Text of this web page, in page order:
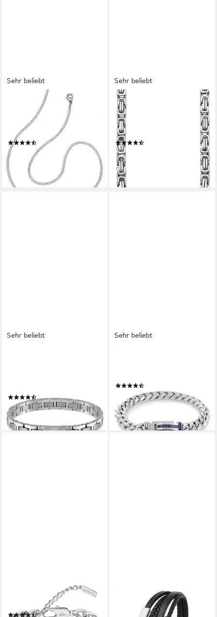
Sehr beliebt
Panzerkette Schmuck
Geschenk Edelstahl
Collierkette 2,0 mm breit
(191)
ab 14,72 € 16,53 €
-11%
lieferbar - in 1-2 Werktagen bei dir
Sehr beliebt
FIRETTI
Edelstahlkette Schmuck
Geschenk Halskette
Königskette versch. Längen
ab 39,70 €
lieferbar - in 1-2 Werktagen bei dir
Sehr beliebt
(49)
109,00 €
lieferbar - in 1-2 Werktagen bei dir
Sehr beliebt
78,28 €
lieferbar - in 1-2 Werktagen bei dir
Armkette CROCODILE
(18)
Lederarmband Herren